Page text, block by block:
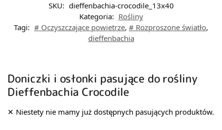
SKU: dieffenbachia-crocodile_13x40
Kategoria: Rośliny
Tagi: # Oczyszczające powietrze, # Rozproszone światło,
dieffenbachia
Doniczki i osłonki pasujące do rośliny
Dieffenbachia Crocodile